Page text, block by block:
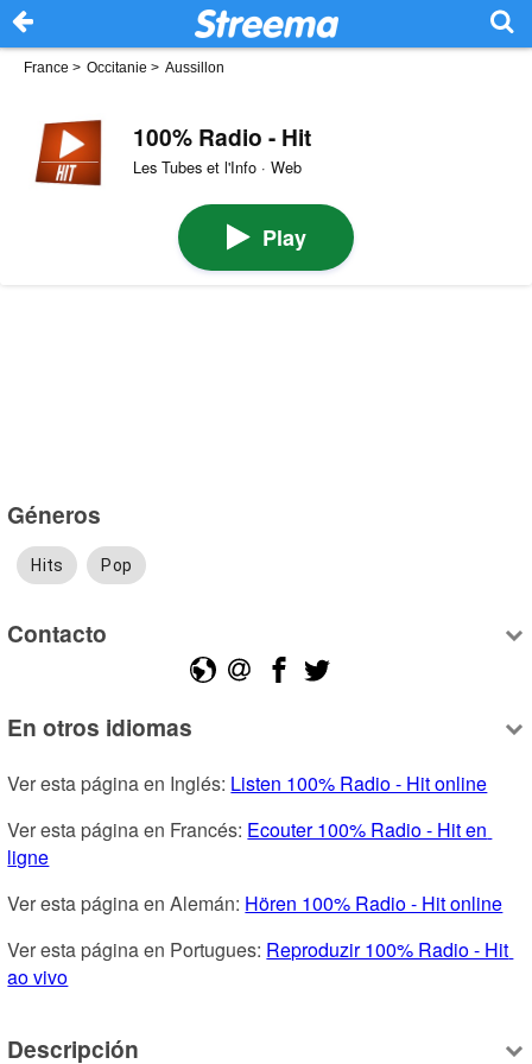
France > Occitanie > Aussillon
100% Radio - Hit
Les Tubes et l'Info · Web
Play
Géneros
Hits Pop
Contacto
En otros idiomas
Ver esta página en Inglés: Listen 100% Radio - Hit online
Ver esta página en Francés: Ecouter 100% Radio - Hit en
ligne
Ver esta página en Alemán: Hören 100% Radio - Hit online
Ver esta página en Portugues: Reproduzir 100% Radio - Hit
ao vivo
Descripción